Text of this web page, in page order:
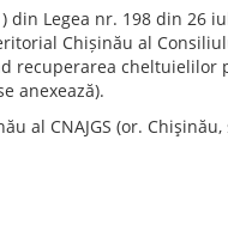
din Legea nr. 198 din 26
Chișinău al
recuperarea cheltuielilor
anexează).
CNAJGS (or. Chişinău,